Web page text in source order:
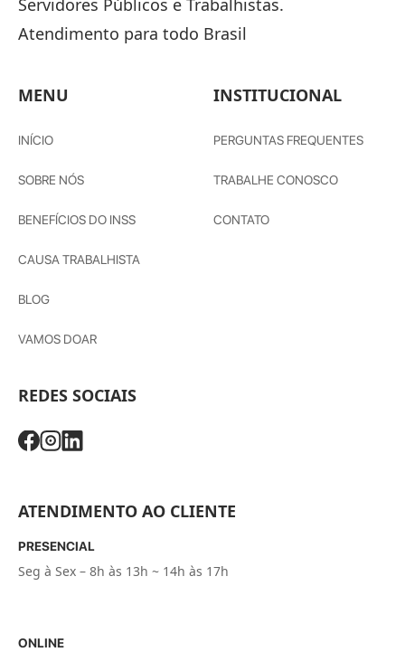
Servidores Públicos e Trabalhistas.
Atendimento para todo Brasil
MENU
INÍCIO
SOBRE NÓS
BENEFÍCIOS DO INSS
CAUSA TRABALHISTA
BLOG
VAMOS DOAR
INSTITUCIONAL
PERGUNTAS FREQUENTES
TRABALHE CONOSCO
CONTATO
REDES SOCIAIS
ATENDIMENTO AO CLIENTE
PRESENCIAL
Seg à Sex – 8h às 13h ~ 14h às 17h
ONLINE